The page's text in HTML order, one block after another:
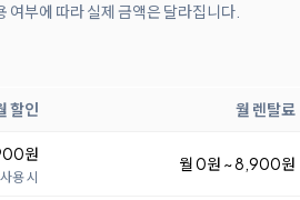
여부에 따라 실제 금액은 달라집니다.
할인 월 렌탈료
원
용 시
월 0원 ~ 8,900원